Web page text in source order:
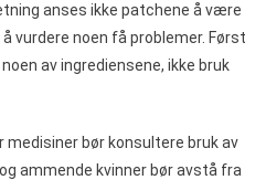
anses ikke patchene å være
vurdere noen få problemer. Først
av ingrediensene, ikke bruk
medisiner bør konsultere bruk av
ammende kvinner bør avstå fra